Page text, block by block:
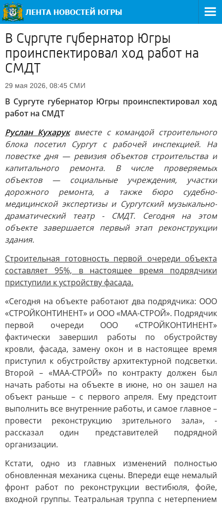
В Сургуте губернатор Югры
проинспектировал ход работ на
СМДТ
29 мая 2026, 08:45 СМИ
В Сургуте губернатор Югры проинспектировал ход
работ на СМДТ
Руслан Кухаруквместе с командой строительного
блока посетил Сургут с рабочей инспекцией. На
повестке дня — ревизия объектов строительства и
капитального ремонта. В числе проверяемых
объектов — социальные учреждения, участки
дорожного ремонта, а также бюро судебно-
медицинской экспертизы и Сургутский музыкально-
драматический театр - СМДТ. Сегодня на этом
объекте завершается первый этап реконструкции
здания.
Строительная готовность первой очереди объекта
составляет 95%, в настоящее время подрядчики
приступили к устройству фасада.
«Сегодня на объекте работают два подрядчика: ООО
«СТРОЙКОНТИНЕНТ» и ООО «МАА-СТРОЙ». Подрядчик
первой очереди ООО «СТРОЙКОНТИНЕНТ»
фактически завершил работы по обустройству
кровли, фасада, замену окон и в настоящее время
приступил к обустройству архитектурной подсветки.
Второй – «МАА-СТРОЙ» по контракту должен был
начать работы на объекте в июне, но он зашел на
объект раньше – с первого апреля. Ему предстоит
выполнить все внутренние работы, и самое главное –
провести реконструкцию зрительного зала», -
рассказал один представителей подрядной
организации.
Кстати, одно из главных изменений полностью
обновленная механика сцены. Впереди еще немалый
фронт работ по реконструкции вестибюля, фойе,
входной группы. Театральная труппа с нетерпением